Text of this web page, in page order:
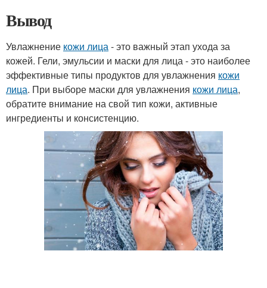
Вывод
Увлажнение кожи лица- это важный этап ухода за
кожей. Гели, эмульсии и маски для лица - это наиболее
эффективные типы продуктов для увлажнения кожи
лица. При выборе маски для увлажнения кожи лица,
обратите внимание на свой тип кожи, активные
ингредиенты и консистенцию.